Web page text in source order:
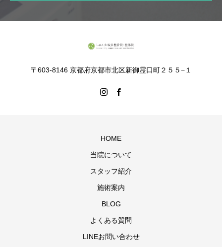
〒603-8146 京都府京都市北区新御霊口町２５５−１
HOME
当院について
スタッフ紹介
施術案内
BLOG
よくある質問
LINEお問い合わせ